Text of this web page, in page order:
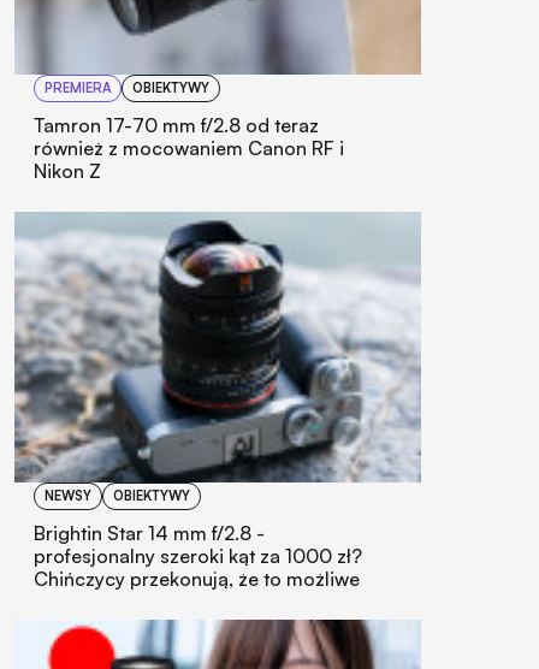
PREMIERA OBIEKTYWY
Tamron 17-70 mm f/2.8 od teraz
również z mocowaniem Canon RF i
Nikon Z
NEWSY OBIEKTYWY
Brightin Star 14 mm f/2.8 -
profesjonalny szeroki kąt za 1000 zł?
Chińczycy przekonują, że to możliwe